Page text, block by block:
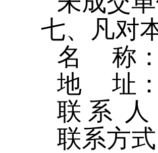
七、凡对
名 称：
地 址：
联 系 人
联系方